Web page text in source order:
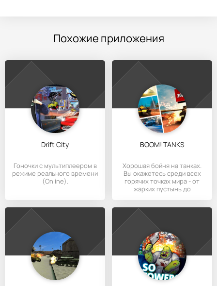
Похожие приложения
Drift City
Гоночки с мультиплеером в
режиме реального времени
(Online).
BOOM! TANKS
Хорошая бойня на танках.
Вы окажетесь среди всех
горячих точках мира - от
жарких пустынь до